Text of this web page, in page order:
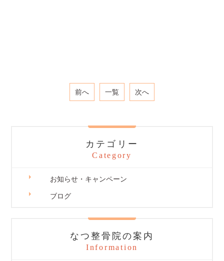
前へ 一覧 次へ
カテゴリー
Category
お知らせ・キャンペーン
ブログ
なつ整骨院の案内
Information